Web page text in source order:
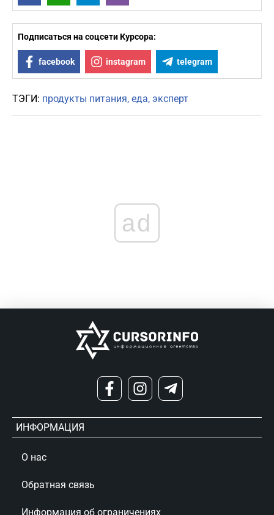
Подписаться на соцсети Курсора:
facebook instagram telegram
ТЭГИ: продукты питания еда эксперт
ad
ИНФОРМАЦИЯ
О нас
Обратная связь
Информация об ограничениях